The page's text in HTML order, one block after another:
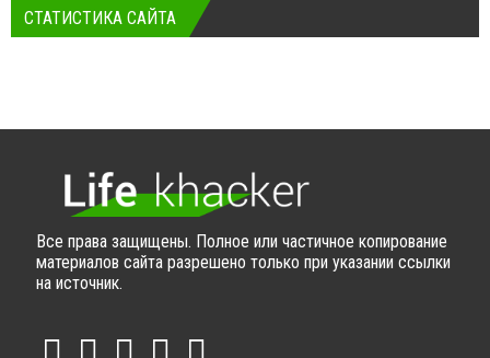
СТАТИСТИКА САЙТА
Все права защищены. Полное или частичное копирование
материалов сайта разрешено только при указании ссылки
на источник.